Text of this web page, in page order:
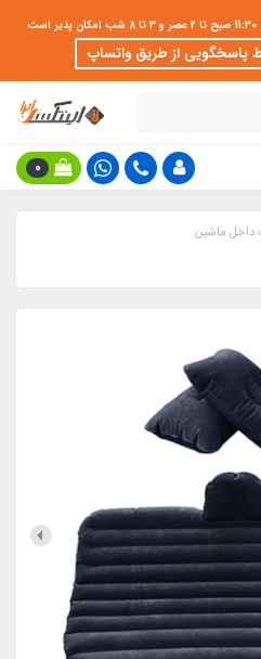
پاسخگویی از طریق واتساپ
0
ماشین